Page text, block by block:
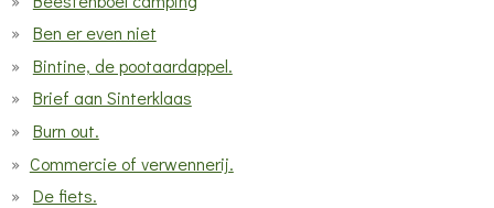
Ben er even niet
Bintine, de pootaardappel.
Brief aan Sinterklaas
Burn out.
Commercie of verwennerij.
De fiets.